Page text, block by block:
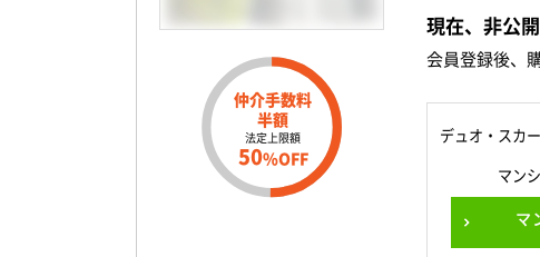
仲介手数料
半額
法定上限額
50%OFF
現在、非公
会員登録後、
デュオ・スカ
マン
マ